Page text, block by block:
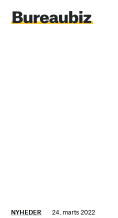
indhold
NYHEDER 24. marts 2022